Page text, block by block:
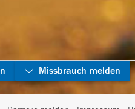
Missbrauch melden